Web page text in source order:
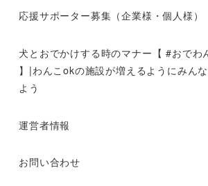
応援サポーター募集（企業様・個人様）
犬とおでかけする時のマナー【 #おでわ
】|わんこokの施設が増えるようにみん
よう
運営者情報
お問い合わせ